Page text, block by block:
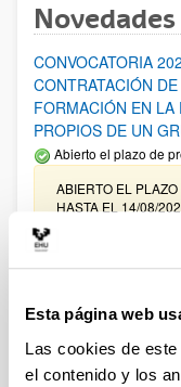
Esta página web
Las cookies de
el contenido y los
CONVOCATORIA
CONTRATACIÓN
FORMACIÓN EN
PROPIOS DE UN
Abierto el plazo de
ABIERTO EL
HASTA EL 14/08/
Ayudas para
UPV/EHU 2026
Trámite abierto
25/03/2026:
solicitudes